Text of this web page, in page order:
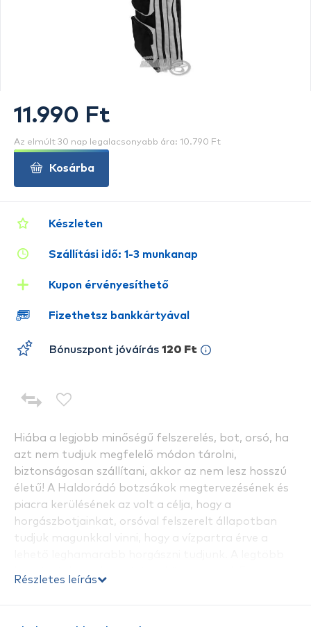
Hiába a legjobb minőségű felszerelés, bot, orsó, ha
azt nem tudjuk megfelelő módon tárolni,
biztonságosan szállítani, akkor az nem lesz hosszú
életű! A Haldorádó botzsákok megtervezésének és
piacra kerülésének az volt a célja, hogy a
horgászbotjainkat, orsóval felszerelt állapotban
tudjuk magunkkal vinni, hogy a vízpartra érve a
Részletes leírás
Készleten
Szállítási idő: 1-3 munkanap
Kupon érvényesíthető
Fizethetsz bankkártyával
Bónuszpont jóváírás 120 Ft
11.990 Ft
Az elmúlt 30 nap legalacsonyabb ára: 10.790 Ft
Kosárba